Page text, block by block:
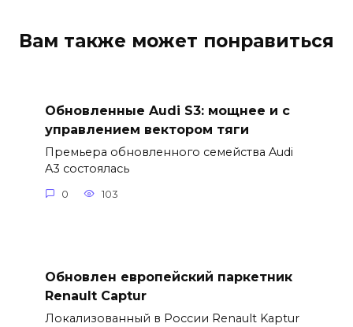
Вам также может понравиться
Обновленные Audi S3: мощнее и с
управлением вектором тяги
Премьера обновленного семейства Audi
A3 состоялась
0 103
Обновлен европейский паркетник
Renault Captur
Локализованный в России Renault Kaptur